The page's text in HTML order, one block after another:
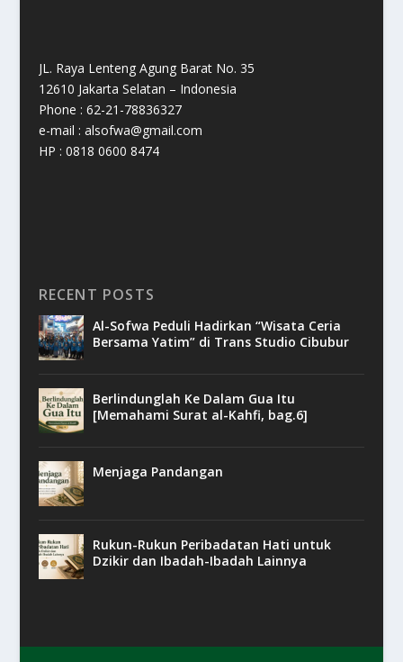
JL. Raya Lenteng Agung Barat No. 35
12610 Jakarta Selatan – Indonesia
Phone : 62-21-78836327
e-mail : alsofwa@gmail.com
HP : 0818 0600 8474
RECENT POSTS
Al-Sofwa Peduli Hadirkan “Wisata Ceria
Bersama Yatim” di Trans Studio Cibubur
Berlindunglah Ke Dalam Gua Itu
[Memahami Surat al-Kahfi, bag.6]
Menjaga Pandangan
Rukun-Rukun Peribadatan Hati untuk
Dzikir dan Ibadah-Ibadah Lainnya